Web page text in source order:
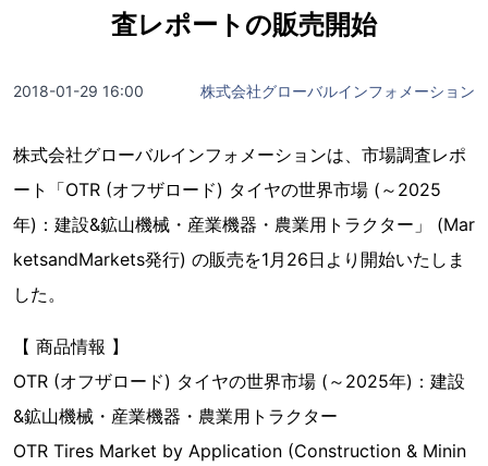
査レポートの販売開始
2018-01-29 16:00 株式会社グローバルインフォメーション
株式会社グローバルインフォメーションは、市場調査レポ
ート「OTR (オフザロード) タイヤの世界市場 (～2025
年)：建設&鉱山機械・産業機器・農業用トラクター」 (Mar
ketsandMarkets発行) の販売を1月26日より開始いたしま
した。
【 商品情報 】
OTR (オフザロード) タイヤの世界市場 (～2025年)：建設
&鉱山機械・産業機器・農業用トラクター
OTR Tires Market by Application (Construction & Minin